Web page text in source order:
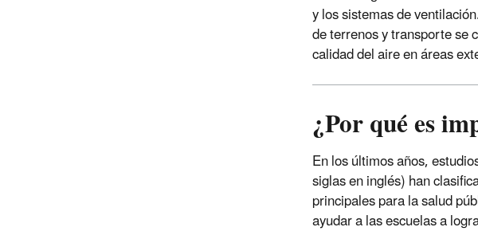
y los sistemas de
de terrenos y transporte se
calidad del aire en áreas
¿Por qué es
En los últimos años,
siglas en inglés) han
principales para la salud
ayudar a las escuelas a